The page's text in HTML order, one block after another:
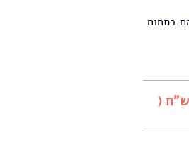
בתחום
תיכון אמנויות | 20-21.8 ימים ד'-ה' 10:00-14:00 | מכירה מוקדמת: 450 ש"ח (